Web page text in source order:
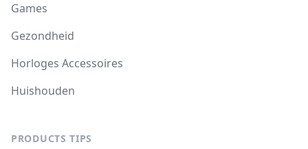
Games
Gezondheid
Horloges Accessoires
Huishouden
PRODUCTS TIPS